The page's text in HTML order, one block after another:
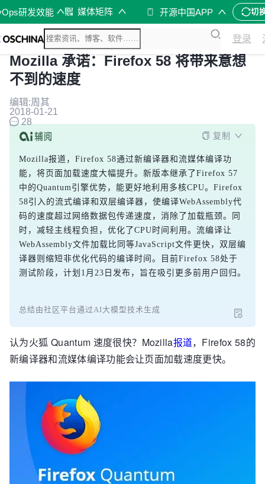
研发效能 媒体矩阵 开源中国APP 切
登录
Mozilla 承诺：Firefox 58 将带来意想
不到的速度
编辑:周其
2018-01-21
28
复制
Mozilla报道，Firefox 58通过新编译器和流媒体编译功
能，将页面加载速度大幅提升。新版本继承了Firefox 57
中的Quantum引擎优势，能更好地利用多核CPU。Firefox
58引入的流式编译和双层编译器，使编译WebAssembly代
码的速度超过网络数据包传递速度，消除了加载瓶颈。同
时，减轻主线程负担，优化了CPU时间利用。流编译让
WebAssembly文件加载比同等JavaScript文件更快，双层编
译器则缩短非优化代码的编译时间。目前Firefox 58处于
测试阶段，计划1月23日发布，旨在吸引更多前用户回归。
总结由社区平台通过AI大模型技术生成
认为火狐 Quantum 速度很快？Mozilla报道，Firefox 58的
新编译器和流媒体编译功能会让页面加载速度更快。